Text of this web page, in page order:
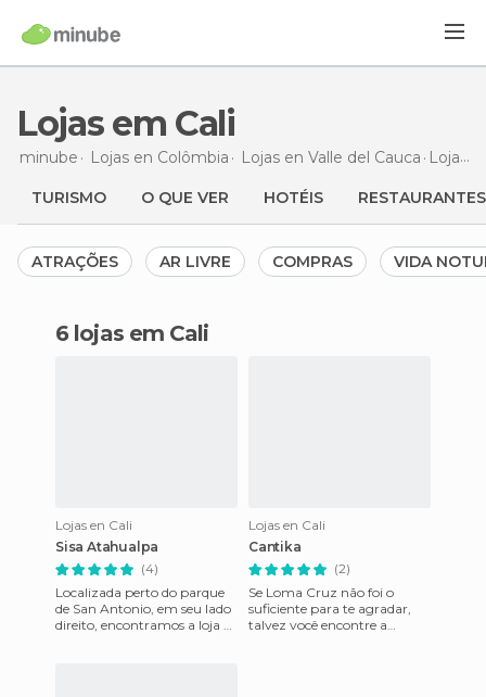
Lojas em Cali
minube Lojas en Colômbia Lojas en Valle del Cauca Lojas
TURISMO O QUE VER HOTÉIS RESTAURANTES
ATRAÇÕES AR LIVRE COMPRAS VIDA
6 lojas em Cali
Lojas en Cali
Sisa Atahualpa
(4)
Localizada perto do parque
de San Antonio, em seu lado
direito, encontramos a loja de
Lojas en Cali
Cantika
(2)
Se Loma Cruz não foi o
suficiente para te agradar,
talvez você encontre a